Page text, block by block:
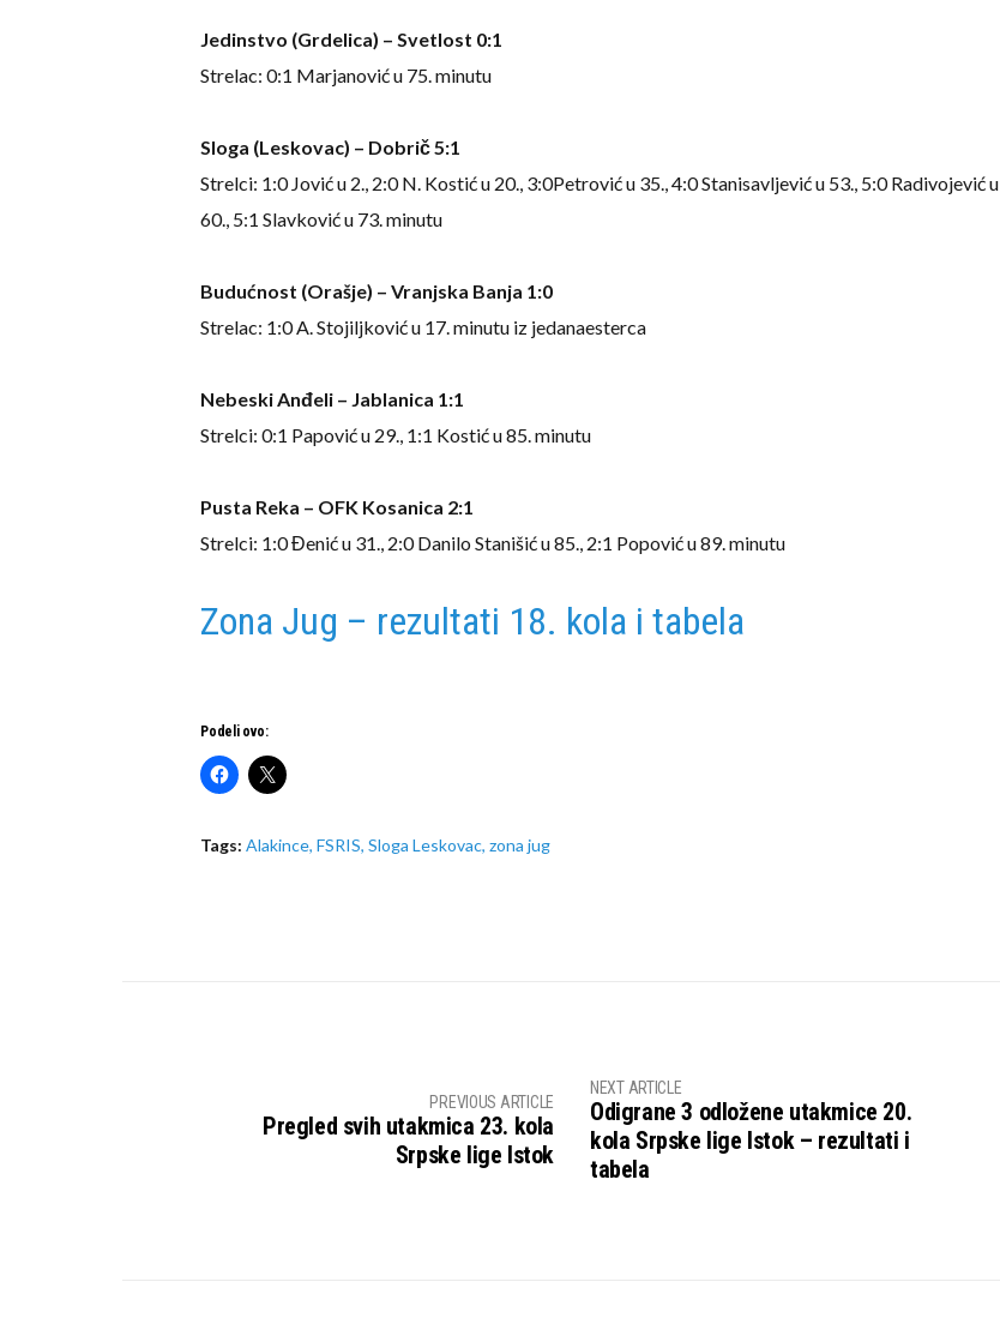
Jedinstvo (Grdelica) – Svetlost 0:1
Strelac: 0:1 Marjanović u 75. minutu
Sloga (Leskovac) – Dobrič 5:1
Strelci: 1:0 Jović u 2., 2:0 N. Kostić u 20., 3:0Petrović u 35., 4:0 Stanisavljević u 53., 5:0 Radivojević u
60., 5:1 Slavković u 73. minutu
Budućnost (Orašje) – Vranjska Banja 1:0
Strelac: 1:0 A. Stojiljković u 17. minutu iz jedanaesterca
Nebeski Anđeli – Jablanica 1:1
Strelci: 0:1 Papović u 29., 1:1 Kostić u 85. minutu
Pusta Reka – OFK Kosanica 2:1
Strelci: 1:0 Đenić u 31., 2:0 Danilo Stanišić u 85., 2:1 Popović u 89. minutu
Zona Jug – rezultati 18. kola i tabela
Podeli ovo:
Tags: Alakince, FSRIS, Sloga Leskovac, zona jug
PREVIOUS ARTICLE
Pregled svih utakmica 23. kola
Srpske lige Istok
NEXT ARTICLE
Odigrane 3 odložene utakmice 20.
kola Srpske lige Istok – rezultati i
tabela